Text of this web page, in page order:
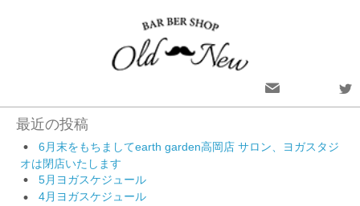
最近の投稿
6月末をもちましてearth garden高岡店 サロン、ヨガスタジ
オは閉店いたします
5月ヨガスケジュール
4月ヨガスケジュール